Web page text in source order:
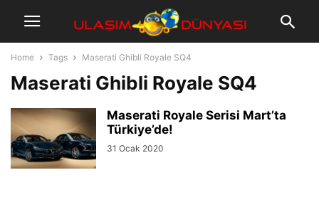
Home Tags Maserati Ghibli Royale SQ4
Maserati Ghibli Royale SQ4
Maserati Royale Serisi Mart’ta
Türkiye’de!
31 Ocak 2020